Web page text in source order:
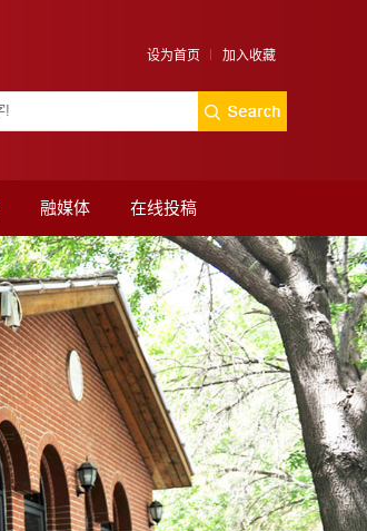
设为首页 加入收藏
融媒体 在线投稿